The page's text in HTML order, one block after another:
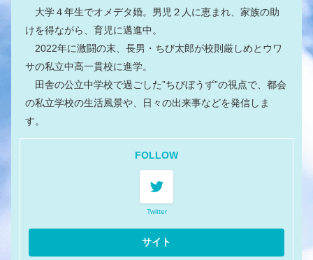
大学４年生でオメデタ婚。男児２人に恵まれ、家族の助
けを得ながら、育児に邁進中。
2022年に激闘の末、長男・ちび太郎が校則厳しめとウワ
サの私立中高一貫校に進学。
田舎の公立中学校で過ごした”ちびぼうず”の視点で、都会
の私立学校の生活風景や、日々の出来事などを発信しま
す。
FOLLOW
Twitter